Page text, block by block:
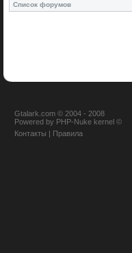
Список форумов
Gtalark.com © 2004 - 2008
Powered by PHP-Nuke kernel ©
Контакты | Правила